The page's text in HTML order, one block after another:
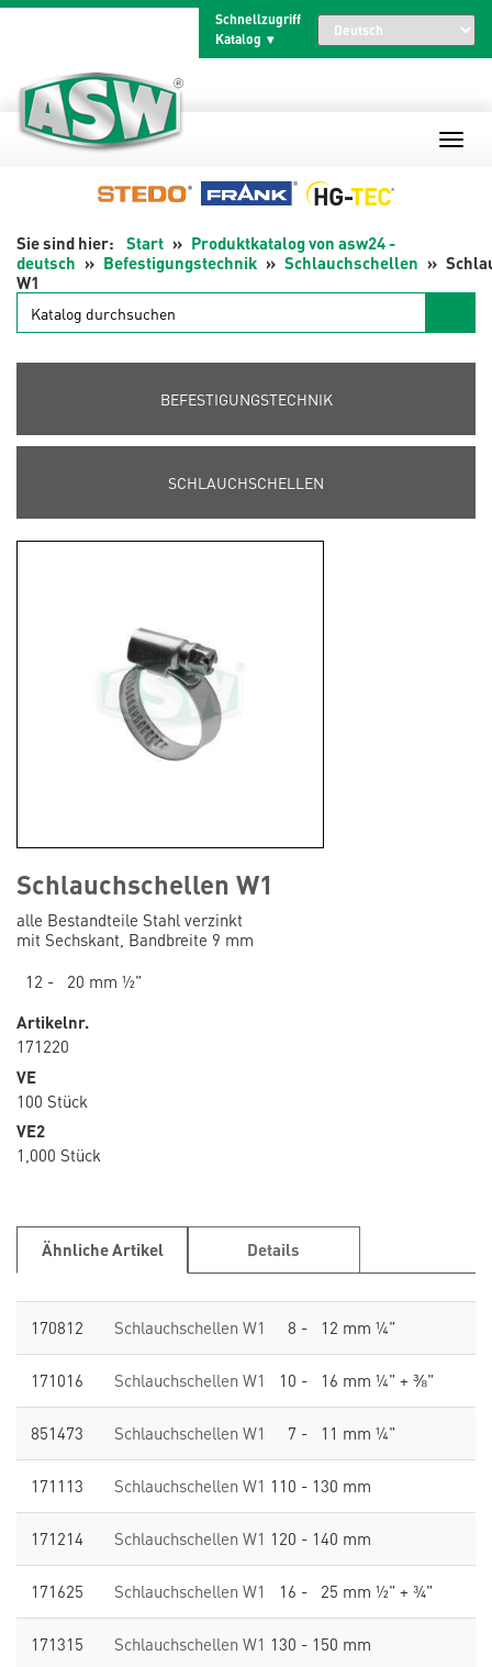
Schnellzugriff
Katalog
Start
Produktkatalog von asw24 -
deutsch
Befestigungstechnik Schlauchschellen
W1
Katalog
durchsuchen
BEFESTIGUNGSTECHNIK
SCHLAUCHSCHELLEN
Schlauchschellen W1
alle Bestandteile Stahl verzinkt
mit Sechskant, Bandbreite 9 mm
12 - 20 mm ½"
Artikelnr.
171220
VE
100 Stück
VE2
1,000 Stück
Ähnliche Artikel Details
170812 Schlauchschellen W1 8 - 12 mm ¼"
171016 Schlauchschellen W1 10 - 16 mm ¼" + ⅜"
851473 Schlauchschellen W1 7 - 11 mm ¼"
171113 Schlauchschellen W1 110 - 130 mm
171214 Schlauchschellen W1 120 - 140 mm
171625 Schlauchschellen W1 16 - 25 mm ½" + ¾"
171315 Schlauchschellen W1 130 - 150 mm